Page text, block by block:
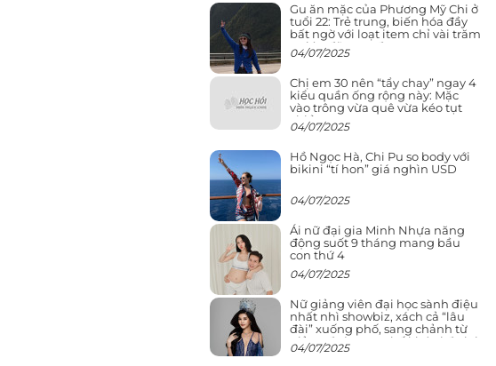
Gu ăn mặc của Phương Mỹ Chi ở
tuổi 22: Trẻ trung, biến hóa đầy
bất ngờ với loạt item chỉ vài trăm
nghìn đã mua được
04/07/2025
Chị em 30 nên “tẩy chay” ngay 4
kiểu quần ống rộng này: Mặc
vào trông vừa quê vừa kéo tụt
chiều cao
04/07/2025
Hồ Ngọc Hà, Chi Pu so body với
bikini “tí hon” giá nghìn USD
04/07/2025
Ái nữ đại gia Minh Nhựa năng
động suốt 9 tháng mang bầu
con thứ 4
04/07/2025
Nữ giảng viên đại học sành điệu
nhất nhì showbiz, xách cả “lâu
đài” xuống phố, sang chảnh từ
giảng đường ra phố khó ai đọ lại
04/07/2025